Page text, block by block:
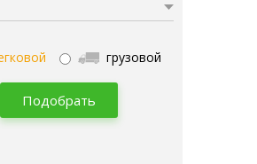
грузовой
Подобрать